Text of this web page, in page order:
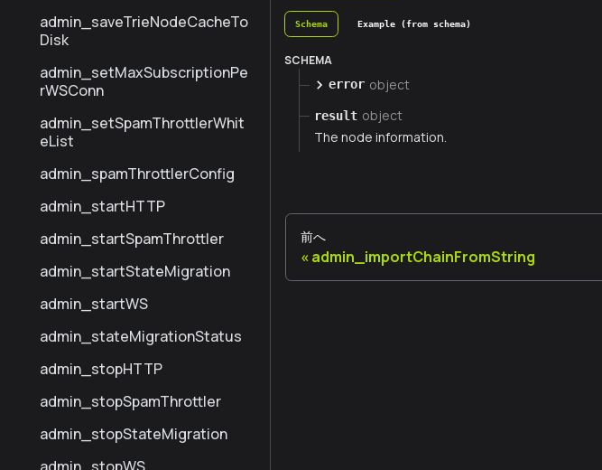
admin_saveTrieNodeCacheTo
Disk
admin_setMaxSubscriptionPe
rWSConn
admin_setSpamThrottlerWhit
eList
admin_spamThrottlerConfig
admin_startHTTP
admin_startSpamThrottler
admin_startStateMigration
admin_startWS
admin_stateMigrationStatus
admin_stopHTTP
admin_stopSpamThrottler
admin_stopStateMigration
Schema Example (from schema)
SCHEMA
error object
result object
The node information.
前へ
admin_importChainFromString